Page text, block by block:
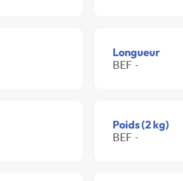
Longueur
BEF -
Poids (2 kg)
BEF -